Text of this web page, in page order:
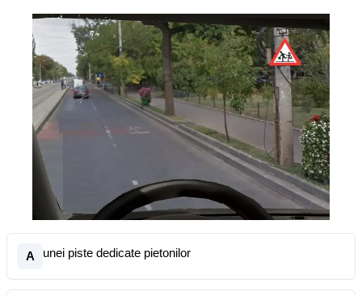
A unei piste dedicate pietonilor